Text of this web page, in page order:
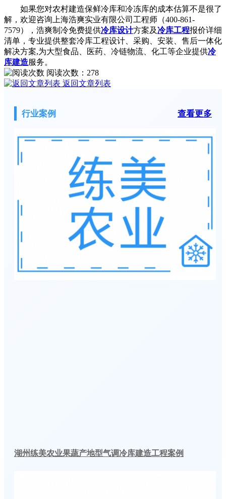
如果您对农村建造保鲜冷库和冷冻库的成本估算不是很了
解，欢迎咨询上海浩爽实业有限公司工程师（400-861-
7579），浩爽制冷免费提供冷库设计方案及冷库工程报价详细
清单，专业提供整套冷库工程设计、采购、安装、售后一体化
解决方案,为大型食品、医药、冷链物流、化工等企业提供冷
库建造服务。
阅读次数： 278
返回文章列表
行业案例 查看更多
湖州练美农业果蔬产地型气调冷库建造工程案例